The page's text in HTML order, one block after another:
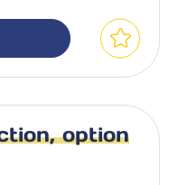
option